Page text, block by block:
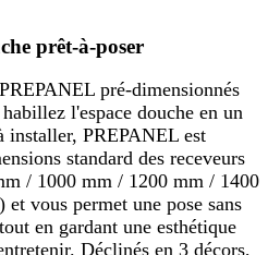
prêt-à-poser
pré-dimensionnés
l'espace douche en un
PREPANEL est
standard des receveurs
/ 1000 mm / 1200 mm / 1400
vous permet une pose sans
en gardant une esthétique
Déclinés en 3 décors,